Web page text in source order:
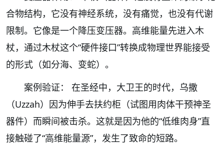
合物结构，它没有神经系统，没有痛觉，也没有代谢
限制。它像是一个降压变压器。高维能量先进入木
杖，通过木杖这个“硬件接口”转换成物理世界能接受
的形式（如分海、变蛇）。
案例验证： 在圣经中，大卫王的时代，乌撒
（Uzzah）因为伸手去扶约柜（试图用肉体干预神圣
器件）而瞬间被击杀。这就是因为他的“低维肉身”直
接触碰了“高维能量源”，发生了致命的短路。